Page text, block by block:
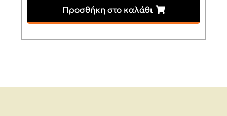
Προσθήκη στο καλάθι